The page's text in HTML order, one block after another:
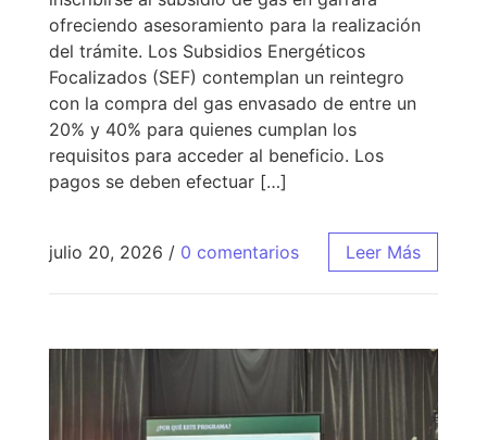
ofreciendo asesoramiento para la realización
del trámite. Los Subsidios Energéticos
Focalizados (SEF) contemplan un reintegro
con la compra del gas envasado de entre un
20% y 40% para quienes cumplan los
requisitos para acceder al beneficio. Los
pagos se deben efectuar […]
julio 20, 2026 / 0 comentarios Leer Más